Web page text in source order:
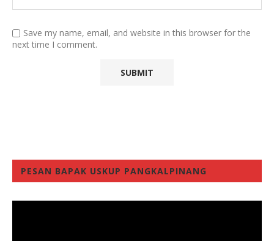
Save my name, email, and website in this browser for the
next time I comment.
PESAN BAPAK USKUP PANGKALPINANG